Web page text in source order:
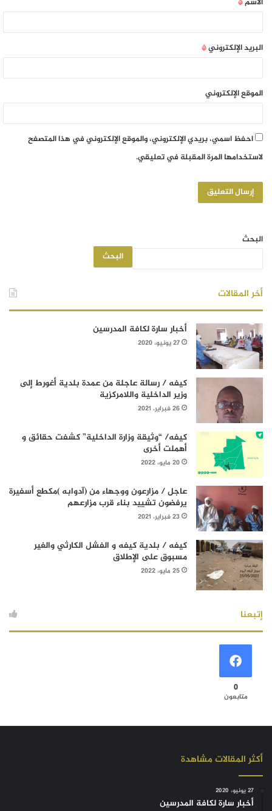
البريد الإلكتروني*
الموقع الإلكتروني
احفظ اسمي، بريدي الإلكتروني، والموقع الإلكتروني في هذا المتصفح
لاستخدامها المرة المقبلة في تعليقي.
البحث
البحث
أخر المقالات
أخبار سارة لكافة المدرسين
27 يونيو، 2020
كيفه / رسالة عاجلة من عمدة بلدية أغورط إلى
وزير الداخلية واللامركزية
26 فبراير، 2021
كيفه/ “وثيقة وزارة الداخلية” كشفت حقائق و
أهملت أخرى
20 مايو، 2022
عاجل / مزارعون ووجهاء من (آدوابه )مكطع أسفيرة
يرفضون تشييد بناء قرب مزارعهم
23 فبراير، 2021
كيفه / بلدية كيفه و الفشل الكارثي والغير
مسبوق على الإطلاق
25 مايو، 2022
إتبعنا
0
متابعون
أكثر المقالات مشاهدة
27 يونيو، 2020
أخبار سارة لكافة المدرسين